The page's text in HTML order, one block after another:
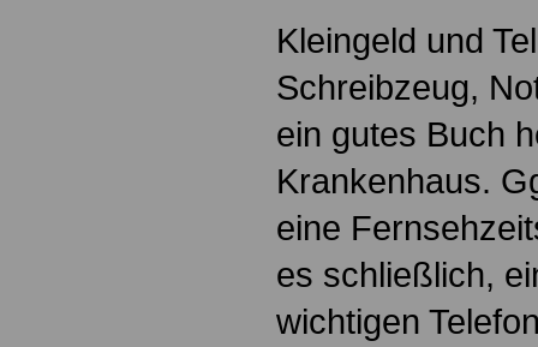
Kleingeld und
Schreibzeug,
ein gutes Buch
Krankenhaus.
eine
es schließlich,
wichtigen